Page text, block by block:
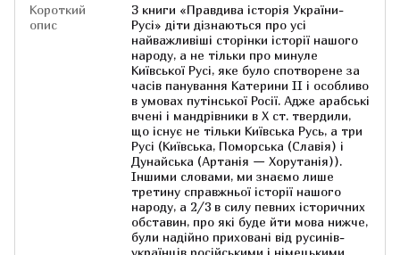
Короткий
опис
З книги «Правдива історія України-
Русі» діти дізнаються про усі
найважливіші сторінки історії нашого
народу, а не тільки про минуле
Київської Русі, яке було спотворене за
часів панування Катерини ІІ і особливо
в умовах путінської Росії. Адже арабські
вчені і мандрівники в Х ст. твердили,
що існує не тільки Київська Русь, а три
Русі (Київська, Поморська (Славія) і
Дунайська (Артанія — Хорутанія)).
Іншими словами, ми знаємо лише
третину справжньої історії нашого
народу, а 2/3 в силу певних історичних
обставин, про які буде йти мова нижче,
були надійно приховані від русинів-
українців російськими і німецькими